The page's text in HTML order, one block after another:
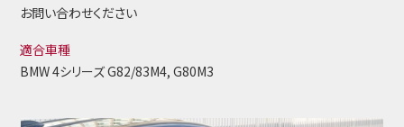
お問い合わせください
適合車種
BMW 4シリーズ G82/83M4, G80M3